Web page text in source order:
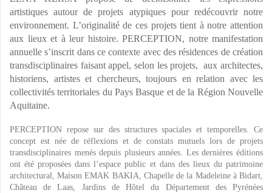
artistiques autour de projets atypiques pour redécouvrir notre
environnement. L’originalité de ces projets tient à notre attention
aux lieux et à leur histoire. PERCEPTION, notre manifestation
annuelle s’inscrit dans ce contexte avec des résidences de création
transdisciplinaires faisant appel, selon les projets, aux architectes,
historiens, artistes et chercheurs, toujours en relation avec les
collectivités territoriales du Pays Basque et de la Région Nouvelle
Aquitaine.
PERCEPTION repose sur des structures spaciales et temporelles. Ce
concept est née de réflexions et de constats mutuels lors de projets
transdisciplinaires menés depuis plusieurs années. Les dernières éditions
ont été proposées dans l’espace public et dans des lieux du patrimoine
architectural, Maison EMAK BAKIA, Chapelle de la Madeleine à Bidart,
Château de Laas, Jardins de Hôtel du Département des Pyrénées